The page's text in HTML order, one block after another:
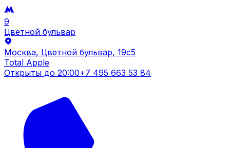
9
Цветной бульвар
Москва, Цветной бульвар, 19c5
Total Apple
Открыты до 20:00+7 495 663 53 84